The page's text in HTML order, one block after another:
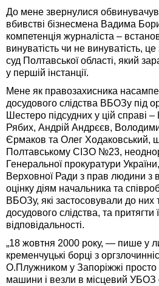
До мене звернулися
вбивстві бізнесмена Вадима
компетенція журналіста –
винуватість чи не винуватість,
суд Полтавської області, який
у першій інстанції.
Мене як правозахисника
досудового слідства ВБОЗу під
Шестеро підсудних у цій справі
Рябих, Андрій Андрєєв,
Єрмаков та Олег Ходаковський,
Полтавському СІЗО №23,
Генеральної прокуратури
Верховної Ради з прав людини з
оцінку діям начальника та
ВБОЗу, які застосовували до них
досудового слідства, та притягти
відповідальності.
„18 жовтня 2000 року, — пише у
кременчуцькі борці з
О.Плужником у Запоріжжі
машини і везли в місцевий УБОЗ